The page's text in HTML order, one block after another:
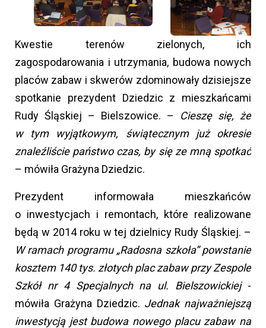
Kwestie terenów zielonych, ich
zagospodarowania i utrzymania, budowa nowych
placów zabaw i skwerów zdominowały dzisiejsze
spotkanie prezydent Dziedzic z mieszkańcami
Rudy Śląskiej – Bielszowice. – Cieszę się, że
w tym wyjątkowym, świątecznym już okresie
znaleźliście państwo czas, by się ze mną spotkać
– mówiła Grażyna Dziedzic.
Prezydent informowała mieszkańców
o inwestycjach i remontach, które realizowane
będą w 2014 roku w tej dzielnicy Rudy Śląskiej. –
W ramach programu „Radosna szkoła” powstanie
kosztem 140 tys. złotych plac zabaw przy Zespole
Szkół nr 4 Specjalnych na ul. Bielszowickiej-
mówiła Grażyna Dziedzic. Jednak najważniejszą
inwestycją jest budowa nowego placu zabaw na